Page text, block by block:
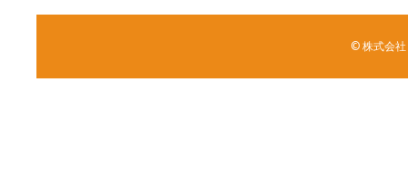
© 株式会